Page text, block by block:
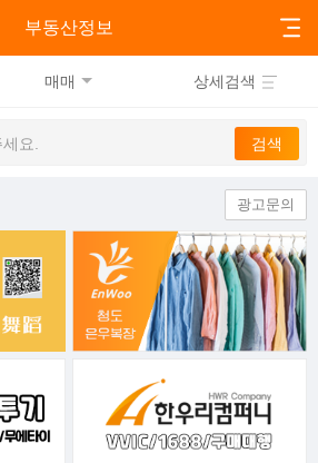
부동산정보
매매 상세검색
광고문의